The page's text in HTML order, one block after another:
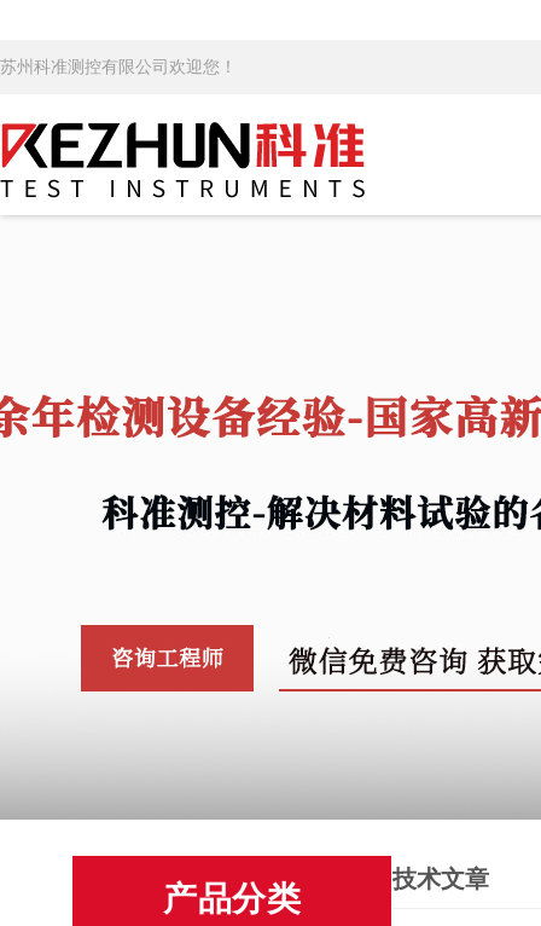
苏州科准测控有限公司欢迎您！
产品分类
技术文章